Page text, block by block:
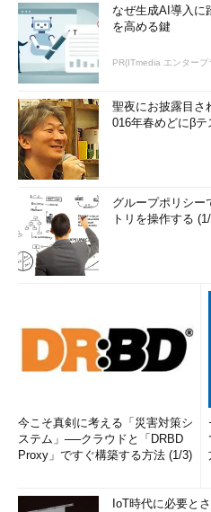
なぜ生成AI導入
を高める鍵
PR(ITmedia エンタープ
聖夜にお披露目さ
016年春めどにβテ
グループポリシー
トリを操作する
今こそ真剣に考える「災害対策シ
ステム」──クラウドと「DRBD
Proxy」ですぐ構築する方法 (1/3)
IoT時代に必要と